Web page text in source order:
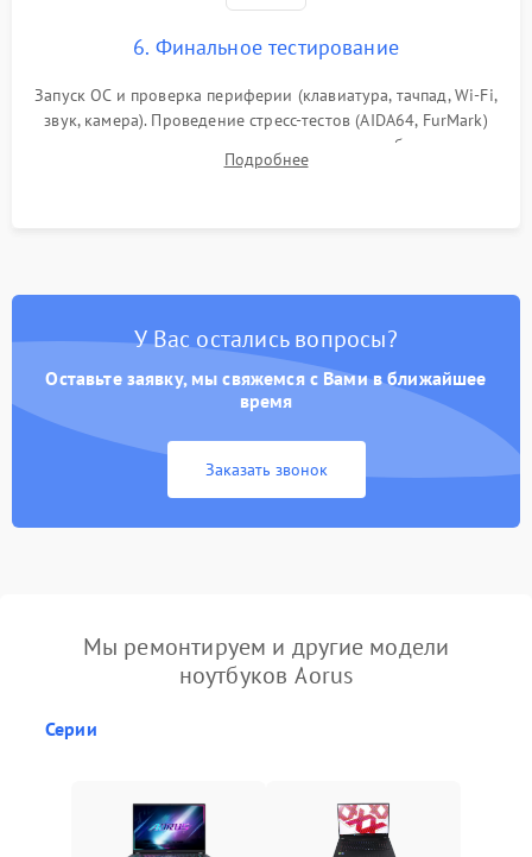
6. Финальное тестирование
Запуск ОС и проверка периферии (клавиатура, тачпад, Wi-Fi,
звук, камера). Проведение стресс-тестов (AIDA64, FurMark)
для контроля температурного режима и стабильности
системы под пиковой нагрузкой.
Подробнее
У Вас остались вопросы?
Оставьте заявку, мы свяжемся с Вами в ближайшее
время
Заказать звонок
Мы ремонтируем и другие модели
ноутбуков Aorus
Серии